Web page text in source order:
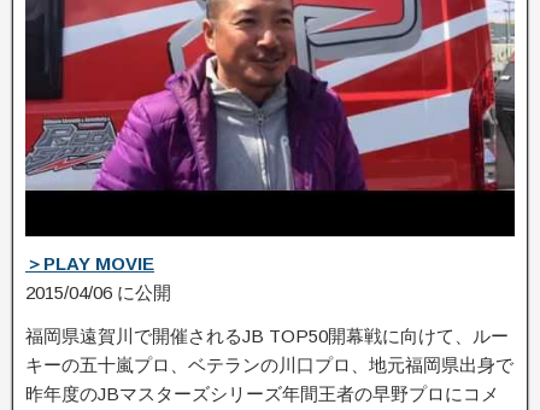
＞PLAY MOVIE
2015/04/06 に公開
福岡県遠賀川で開催されるJB TOP50開幕戦に向けて、ルー
キーの五十嵐プロ、ベテランの川口プロ、地元福岡県出­身で
昨年度のJBマスターズシリーズ年間王者の早野プロにコメ